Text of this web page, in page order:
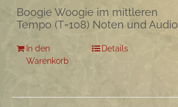
Boogie Woogie im mittleren
Tempo (T=108) Noten und Audio
In den
Warenkorb
Details